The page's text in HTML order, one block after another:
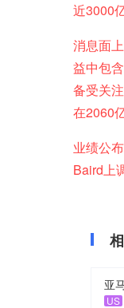
近3000
消息面
益中包
备受关
在2060
业绩公
Baird上
亚
US